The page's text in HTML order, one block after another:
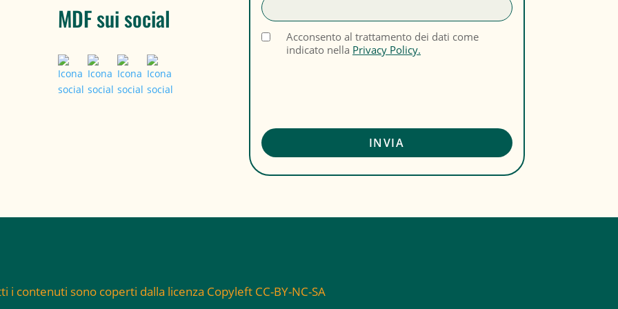
MDF sui social
Acconsento al trattamento dei dati come
indicato nella Privacy Policy.
i contenuti sono coperti dalla licenza Copyleft CC-BY-NC-SA